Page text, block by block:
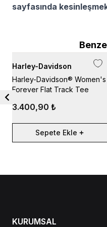
sayfasında
Harley-Davidson
Harley-Davidson® Women's
Forever Flat Track Tee
3.400,90 ₺
Sepete Ekle
KURUMSAL